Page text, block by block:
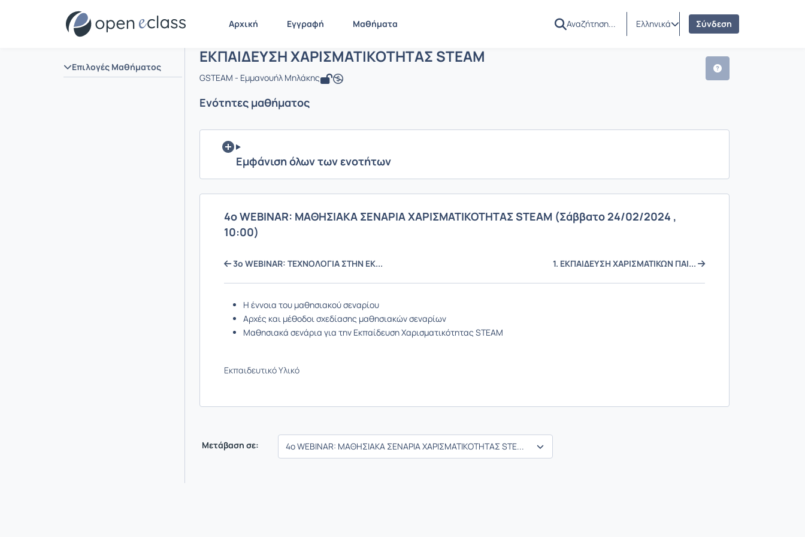
Αρχική Εγγραφή Μαθήματα Ελληνικά Σύνδεση
Επιλογές Μαθήματος
Αρχική Σελίδα ΕΚΠΑΙΔΕΥΣΗ ΧΑΡΙΣΜΑΤΙΚΟΤΗΤΑΣ STEAM
Μάθημα : ΕΚΠΑΙΔΕΥΣΗ ΧΑΡΙΣΜΑΤΙΚΟΤΗΤΑΣ STEAM
ΕΚΠΑΙΔΕΥΣΗ ΧΑΡΙΣΜΑΤΙΚΟΤΗΤΑΣ STEAM
GSTEAM - Εμμανουήλ Μηλάκης
Ενότητες μαθήματος
Εμφάνιση όλων των ενοτήτων
4ο WEBINAR: ΜΑΘΗΣΙΑΚΑ ΣΕΝΑΡΙΑ ΧΑΡΙΣΜΑΤΙΚΟΤΗΤΑΣ STEAM (Σάββατο 24/02/2024 ,
10:00)
3ο WEBINAR: ΤΕΧΝΟΛΟΓΙΑ ΣΤΗΝ ΕΚ... 1. ΕΚΠΑΙΔΕΥΣΗ ΧΑΡΙΣΜΑΤΙΚΩΝ ΠΑΙ...
Η έννοια του μαθησιακού σεναρίου
Αρχές και μέθοδοι σχεδίασης μαθησιακών σεναρίων
Μαθησιακά σενάρια για την Εκπαίδευση Χαρισματικότητας STEAM
Εκπαιδευτικό Υλικό
Μετάβαση σε: